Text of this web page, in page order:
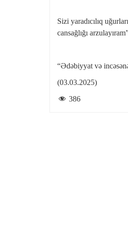
Sizi yaradıcılıq
cansağlığı
“Ədəbiyyat və
(03.03.2025)
386